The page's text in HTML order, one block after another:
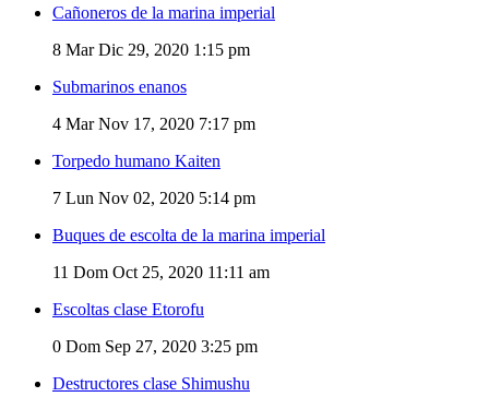
Cañoneros de la marina imperial
8 Mar Dic 29, 2020 1:15 pm
Submarinos enanos
4 Mar Nov 17, 2020 7:17 pm
Torpedo humano Kaiten
7 Lun Nov 02, 2020 5:14 pm
Buques de escolta de la marina imperial
11 Dom Oct 25, 2020 11:11 am
Escoltas clase Etorofu
0 Dom Sep 27, 2020 3:25 pm
Destructores clase Shimushu